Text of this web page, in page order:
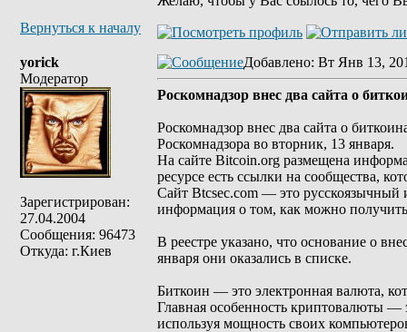
Вернуться к началу
yorick
Модератор
Зарегистрирован:
27.04.2004
Сообщения: 96473
Откуда: г.Киев
Добавлено: Вт Янв 13,
Роскомнадзор внес два сайта о
Роскомнадзор внес два сайта о
Роскомнадзора во вторник, 13 января.
На сайте Bitcoin.org размещена
ресурсе есть ссылки на сообщества,
Сайт Btcsec.com — это
информация о том, как можно
В реестре указано, что основание о
января они оказались в списке.
Биткоин — это электронная валюта,
Главная особенность криптовалюты —
используя мощность своих